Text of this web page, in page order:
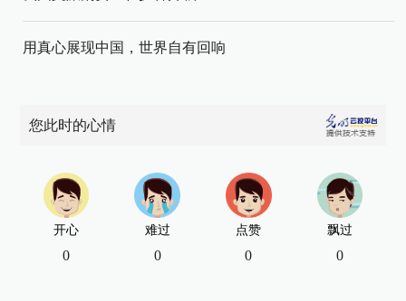
用真心展现中国，世界自有回响
您此时的心情
开心
0
难过
0
点赞
0
飘过
0